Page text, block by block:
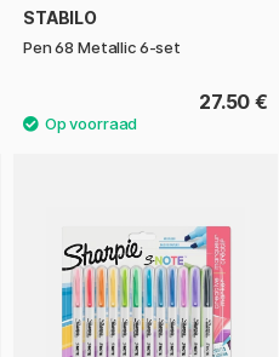
STABILO
Pen 68 Metallic 6-set
27.50 €